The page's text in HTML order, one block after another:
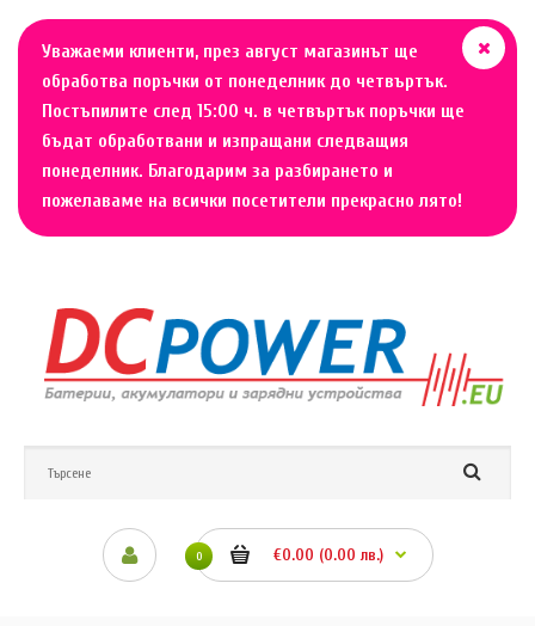
Уважаеми клиенти, през август магазинът ще
обработва поръчки от понеделник до четвъртък.
Постъпилите след 15:00 ч. в четвъртък поръчки ще
бъдат обработвани и изпращани следващия
понеделник. Благодарим за разбирането и
пожелаваме на всички посетители прекрасно лято!
0 €0.00 (0.00 лв.)